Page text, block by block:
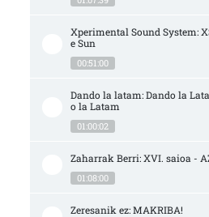
Xperimental Sound System:
e Sun
00:51:00
Dando la latam: Dando la
o la Latam
01:00:02
Zaharrak Berri: XVI. saioa -
01:08:00
Zeresanik ez: MAKRIBA!